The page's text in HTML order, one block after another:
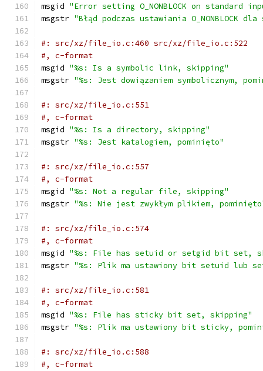
msgid "Error setting O_NONBLOCK on standard
msgstr "Błąd podczas ustawiania O_NONBLOCK
#: src/xz/file_io.c:460 src/xz/file_io.c:522
#, c-format
msgid "%s: Is a symbolic link, skipping"
msgstr "%s: Jest dowiązaniem symbolicznym,
#: src/xz/file_io.c:551
#, c-format
msgid "%s: Is a directory, skipping"
msgstr "%s: Jest katalogiem, pominięto"
#: src/xz/file_io.c:557
#, c-format
msgid "%s: Not a regular file, skipping"
msgstr "%s: Nie jest zwykłym plikiem,
#: src/xz/file_io.c:574
#, c-format
msgid "%s: File has setuid or setgid bit set,
msgstr "%s: Plik ma ustawiony bit setuid lub
#: src/xz/file_io.c:581
#, c-format
msgid "%s: File has sticky bit set, skipping"
msgstr "%s: Plik ma ustawiony bit sticky,
#: src/xz/file_io.c:588
#, c-format